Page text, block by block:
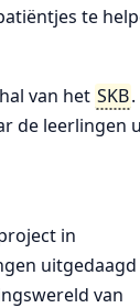
te
van het SKB
de leerlingen
in
van